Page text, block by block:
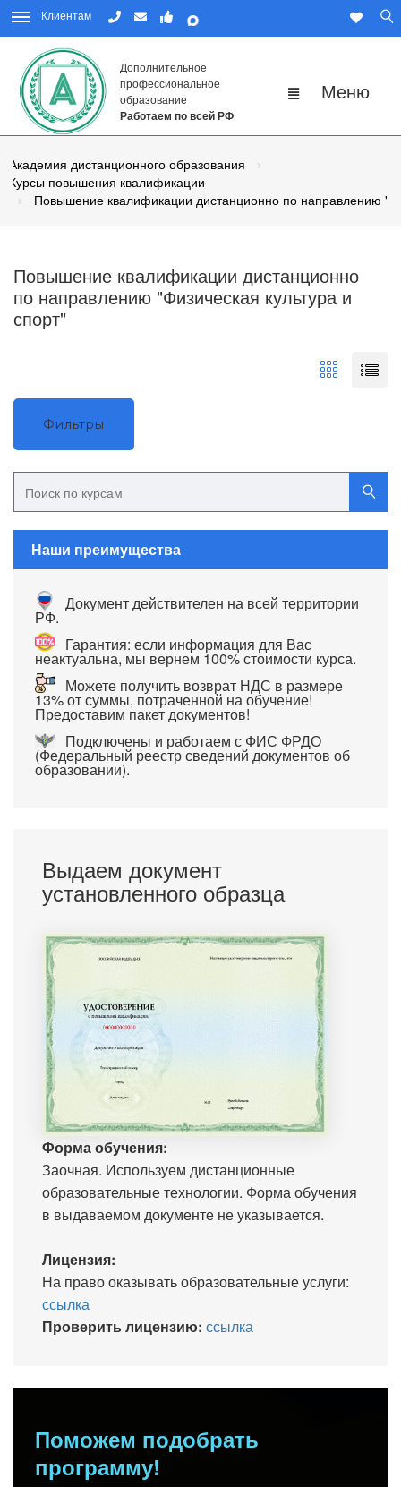
Клиентам
Дополнительное
профессиональное
образование
Работаем по всей РФ
Академия дистанционного образования
Курсы повышения квалификации
Повышение квалификации дистанционно по направлению
Повышение квалификации дистанционно
по направлению "Физическая культура и
спорт"
Фильтры
Наши преимущества
Документ действителен на всей территории
РФ.
Гарантия: если информация для Вас
неактуальна, мы вернем 100% стоимости курса.
Можете получить возврат НДС в размере
13% от суммы, потраченной на обучение!
Предоставим пакет документов!
Подключены и работаем с ФИС ФРДО
(Федеральный реестр сведений документов об
образовании).
Выдаем документ
установленного образца
Форма обучения:
Заочная. Используем дистанционные
образовательные технологии. Форма обучения
в выдаваемом документе не указывается.
Лицензия:
На право оказывать образовательные услуги:
ссылка
Проверить лицензию: ссылка
Поможем подобрать
программу!